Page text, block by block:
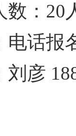
数：20
电话报
彦